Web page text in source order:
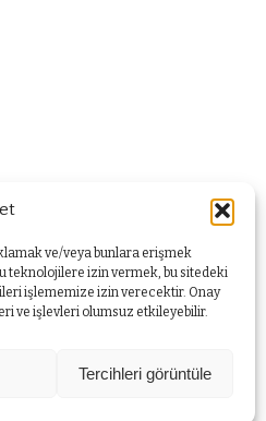
ve/veya bunlara erişmek
teknolojilere izin vermek, bu sitedeki
işlememize izin verecektir. Onay
ve işlevleri olumsuz etkileyebilir.
Tercihleri görüntüle